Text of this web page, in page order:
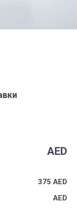
AED
375 AED
AED